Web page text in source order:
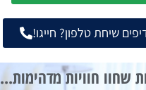
שיחת טלפון? חייגו!
שחוו חוויות מדהימות...